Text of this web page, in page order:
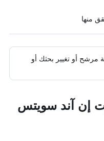
مرشح أو تغيير بحثك أو
إن آند سويتس